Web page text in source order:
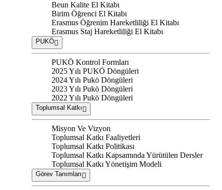
Beun Kalite El Kitabı
Birim Öğrenci El Kitabı
Erasmus Öğrenim Hareketliliği El Kitabı
Erasmus Staj Hareketliliği El Kitabı
PUKÖ
PUKÖ Kontrol Formları
2025 Yılı PUKÖ Döngüleri
2024 Yılı Pukö Döngüleri
2023 Yılı Pukö Döngüleri
2022 Yılı Pukö Döngüleri
Toplumsal Katkı
Misyon Ve Vizyon
Toplumsal Katkı Faaliyetleri
Toplumsal Katkı Politikası
Toplumsal Katkı Kapsamında Yürütülen Dersler
Toplumsal Katkı Yönetişim Modeli
Görev Tanımları